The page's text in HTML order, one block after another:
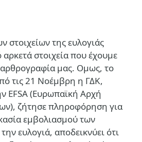
στοιχείων της ευλογιάς
στοιχεία που έχουμε
μας. Ομως, το
τις 21 Νοέμβρη η ΓΔΚ,
EFSA (Ευρωπαϊκή Αρχή
ζήτησε πληροφόρηση για
εμβολιασμού των
ευλογιά, αποδεικνύει ότι